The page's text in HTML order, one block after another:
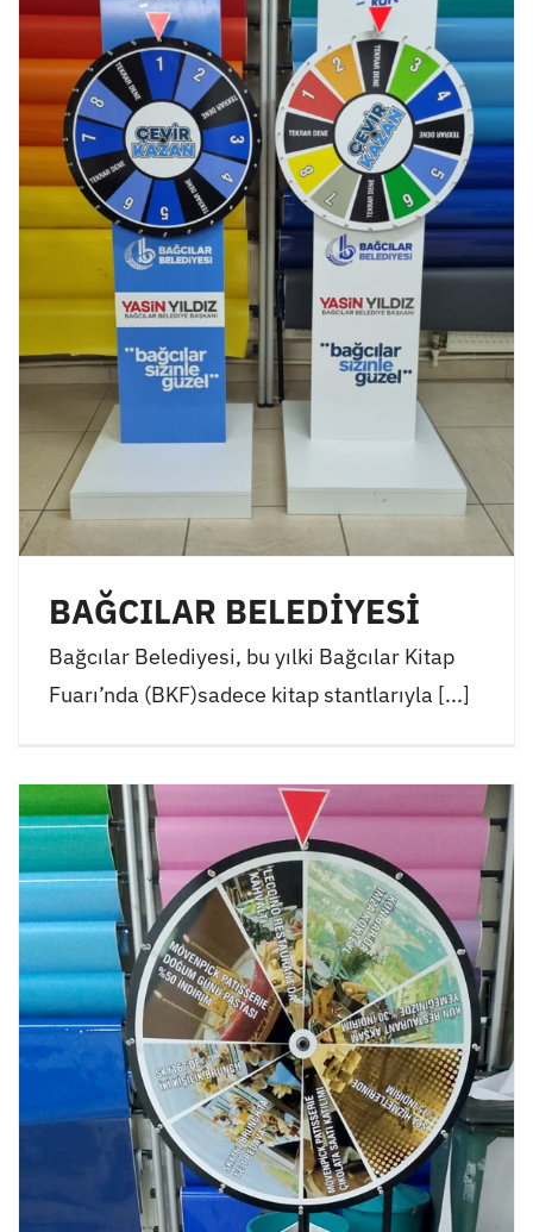
BAĞCILAR BELEDİYESİ
Bağcılar Belediyesi, bu yılki Bağcılar Kitap
Fuarı’nda (BKF)sadece kitap stantlarıyla [...]